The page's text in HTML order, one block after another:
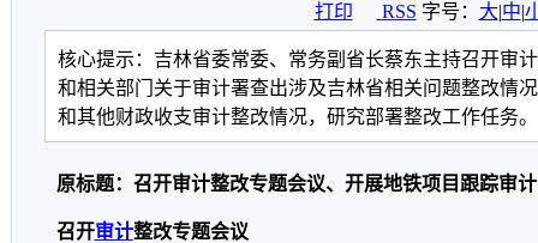
打印 RSS 字号： 大|中|
核心提示：吉林省委常委、常务副省长蔡东主持召开审
和相关部门关于审计署查出涉及吉林省相关问题整改情
和其他财政收支审计整改情况，研究部署整改工作任务。
原标题：召开审计整改专题会议、开展地铁项目跟踪审
召开审计整改专题会议